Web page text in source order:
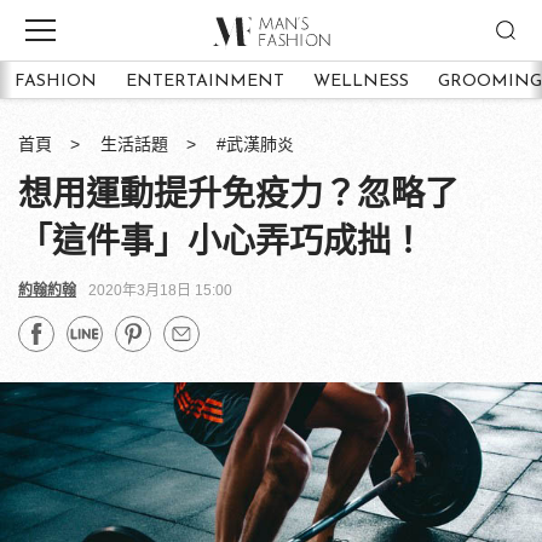
FASHION ENTERTAINMENT WELLNESS GROOMING
首頁 生活話題 #武漢肺炎
想用運動提升免疫力？忽略了
「這件事」小心弄巧成拙！
約翰約翰 2020年3月18日 15:00